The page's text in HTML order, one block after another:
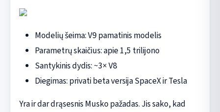
Modelių šeima: V9 pamatinis modelis
Parametrų skaičius: apie 1,5 trilijono
Santykinis dydis: ~3× V8
Diegimas: privati beta versija SpaceX ir Tesla
Yra ir dar drąsesnis Musko pažadas. Jis sako, kad